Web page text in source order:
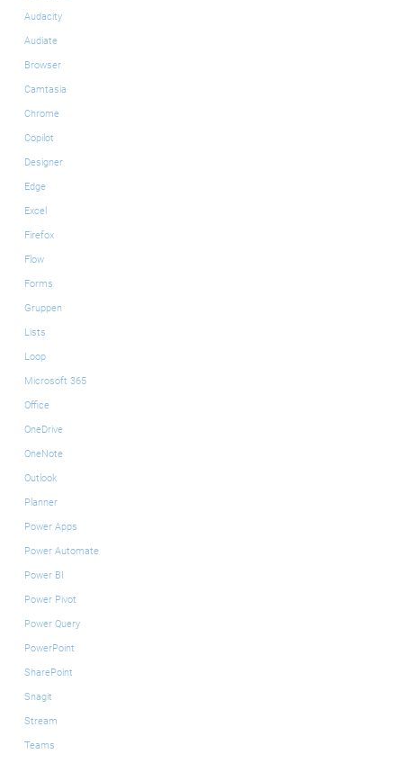
Audacity
Audiate
Browser
Camtasia
Chrome
Copilot
Designer
Edge
Excel
Firefox
Flow
Forms
Gruppen
Lists
Loop
Microsoft 365
Office
OneDrive
OneNote
Outlook
Planner
Power Apps
Power Automate
Power BI
Power Pivot
Power Query
PowerPoint
SharePoint
Snagit
Stream
Teams